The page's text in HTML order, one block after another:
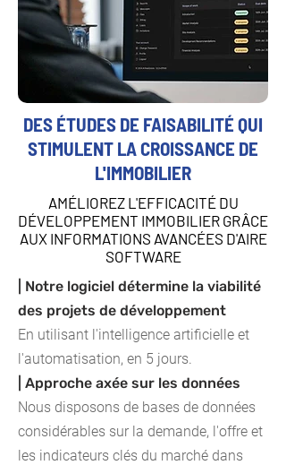
DES ÉTUDES DE FAISABILITÉ QUI
STIMULENT LA CROISSANCE DE
L'IMMOBILIER
AMÉLIOREZ L'EFFICACITÉ DU
DÉVELOPPEMENT IMMOBILIER GRÂCE
AUX INFORMATIONS AVANCÉES D'AIRE
SOFTWARE
| Notre logiciel détermine la viabilité
des projets de développement
En utilisant l'intelligence artificielle et
l'automatisation, en 5 jours.
| Approche axée sur les données
Nous disposons de bases de données
considérables sur la demande, l'offre et
les indicateurs clés du marché dans